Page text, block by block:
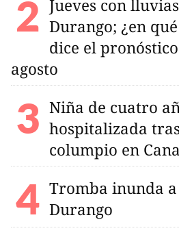
Jueves con
Durango; ¿en
dice el
agosto
Niña de cuatro
hospitalizada
columpio en
Tromba inunda
Durango